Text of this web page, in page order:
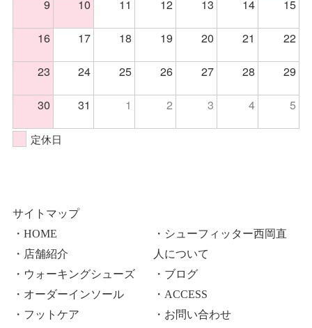
9 10 11 12 13 14
15
16
17 18 19 20 21
22
23
24 25 26 27 28
29
30
31 1 2 3 4 5
定休日
サイトマップ
・HOME
・店舗紹介
・ウォーキングシューズ
・オーダーインソール
・フットケア
・シューフィッター西岡直
人について
・ブログ
・ACCESS
・お問い合わせ